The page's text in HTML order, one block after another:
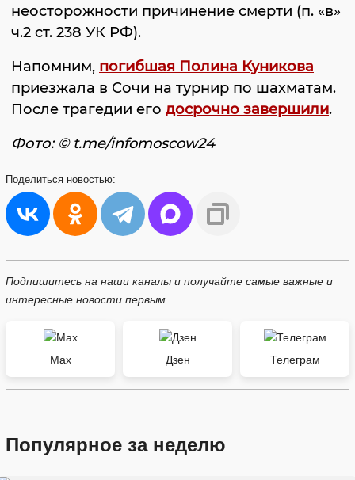
неосторожности причинение смерти (п. «в»
ч.2 ст. 238 УК РФ).
Напомним, погибшая Полина Куникова
приезжала в Сочи на турнир по шахматам.
После трагедии его досрочно завершили.
Фото: © t.me/infomoscow24
Поделиться новостью:
Подпишитесь на наши каналы и получайте самые важные и
интересные новости первым
Max Дзен Телеграм
Популярное за неделю